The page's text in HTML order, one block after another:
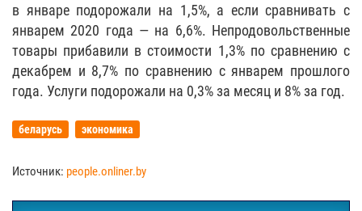
в январе подорожали на 1,5%, а если сравнивать с
январем 2020 года — на 6,6%. Непродовольственные
товары прибавили в стоимости 1,3% по сравнению с
декабрем и 8,7% по сравнению с январем прошлого
года. Услуги подорожали на 0,3% за месяц и 8% за год.
беларусь экономика
Источник: people.onliner.by